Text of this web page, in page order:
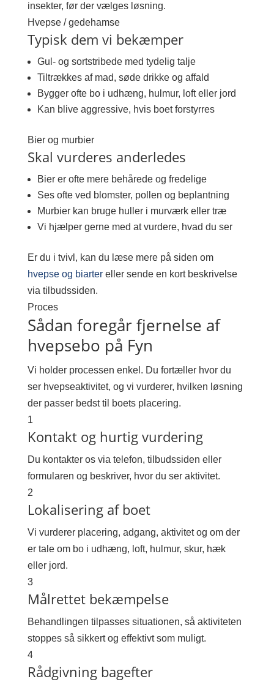
insekter, før der vælges løsning.
Hvepse / gedehamse
Typisk dem vi bekæmper
Gul- og sortstribede med tydelig talje
Tiltrækkes af mad, søde drikke og affald
Bygger ofte bo i udhæng, hulmur, loft eller jord
Kan blive aggressive, hvis boet forstyrres
Bier og murbier
Skal vurderes anderledes
Bier er ofte mere behårede og fredelige
Ses ofte ved blomster, pollen og beplantning
Murbier kan bruge huller i murværk eller træ
Vi hjælper gerne med at vurdere, hvad du ser
Er du i tvivl, kan du læse mere på siden om
hvepse og biartereller sende en kort beskrivelse
via tilbudssiden.
Proces
Sådan foregår fjernelse af
hvepsebo på Fyn
Vi holder processen enkel. Du fortæller hvor du
ser hvepseaktivitet, og vi vurderer, hvilken løsning
der passer bedst til boets placering.
1
Kontakt og hurtig vurdering
Du kontakter os via telefon, tilbudssiden eller
formularen og beskriver, hvor du ser aktivitet.
2
Lokalisering af boet
Vi vurderer placering, adgang, aktivitet og om der
er tale om bo i udhæng, loft, hulmur, skur, hæk
eller jord.
3
Målrettet bekæmpelse
Behandlingen tilpasses situationen, så aktiviteten
stoppes så sikkert og effektivt som muligt.
4
Rådgivning bagefter